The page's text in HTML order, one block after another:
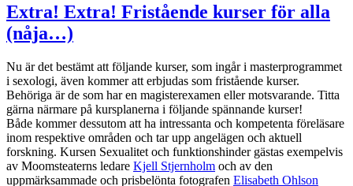
Extra! Extra! Fristående kurser för alla
(nåja…)
Nu är det bestämt att följande kurser, som ingår i masterprogrammet
i sexologi, även kommer att erbjudas som fristående kurser.
Behöriga är de som har en magisterexamen eller motsvarande. Titta
gärna närmare på kursplanerna i följande spännande kurser!
Både kommer dessutom att ha intressanta och kompetenta föreläsare
inom respektive områden och tar upp angelägen och aktuell
forskning. Kursen Sexualitet och funktionshinder gästas exempelvis
av Moomsteaterns ledare Kjell Stjernholm och av den
uppmärksammade och prisbelönta fotografen Elisabeth Ohlson